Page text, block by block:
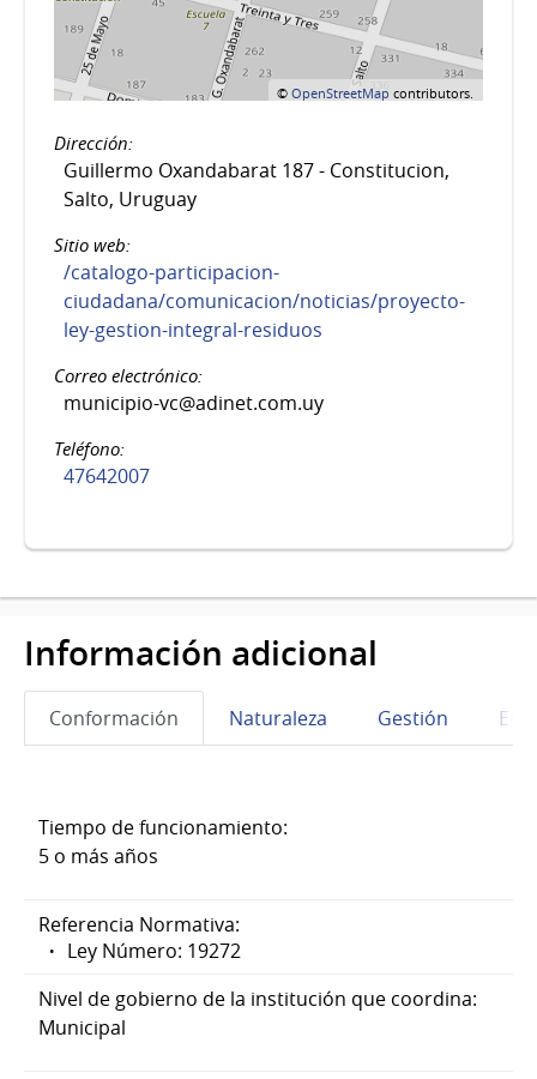
©OpenStreetMap contributors.
Dirección:
Guillermo Oxandabarat 187 - Constitucion,
Salto, Uruguay
Sitio web:
/catalogo-participacion-
ciudadana/comunicacion/noticias/proyecto-
ley-gestion-integral-residuos
Correo electrónico:
municipio-vc@adinet.com.uy
Teléfono:
47642007
Información adicional
Conformación Naturaleza Gestión
Tiempo de funcionamiento:
5 o más años
Referencia Normativa:
Ley Número: 19272
Nivel de gobierno de la institución que coordina:
Municipal